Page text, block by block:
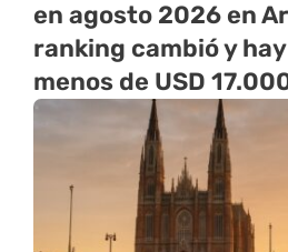
en agosto 2026 en
ranking cambió y
menos de USD